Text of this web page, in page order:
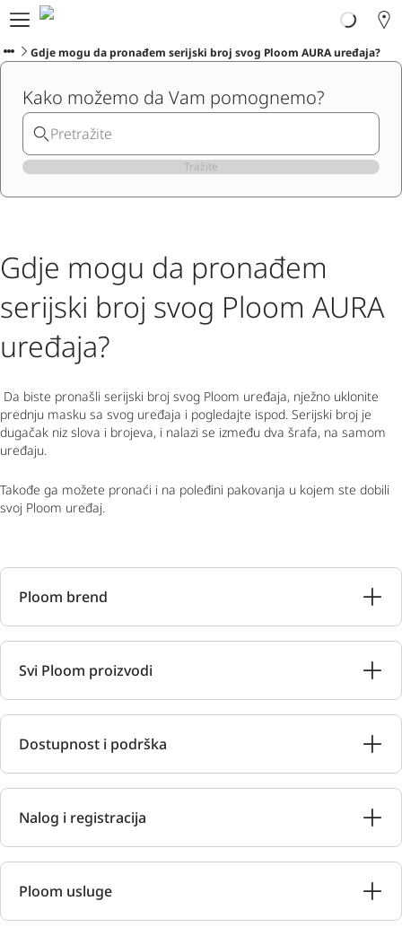
Ploom svijet
Proizvodi
Korisnička podrška
Program zamjene
Ibiza
CRNOGORSKI
Gdje mogu da pronađem serijski broj svog Ploom AURA uređaja?
Kako možemo da Vam pomognemo?
Tražite
Gdje mogu da pronađem
serijski broj svog Ploom AURA
uređaja?
Da biste pronašli serijski broj svog Ploom uređaja, nježno uklonite
prednju masku sa svog uređaja i pogledajte ispod. Serijski broj je
dugačak niz slova i brojeva, i nalazi se između dva šrafa, na samom
uređaju.
Takođe ga možete pronaći i na poleđini pakovanja u kojem ste dobili
svoj Ploom uređaj.
Ploom brend
Svi Ploom proizvodi
Dostupnost i podrška
Nalog i registracija
Ploom usluge